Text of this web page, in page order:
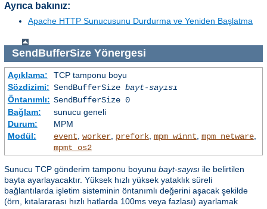
Ayrıca bakınız:
Apache HTTP Sunucusunu Durdurma ve Yeniden Başlatma
SendBufferSizeYönergesi
Açıklama:
TCP tamponu boyu
Sözdizimi: SendBufferSize bayt-sayısı
Öntanımlı: SendBufferSize 0
Bağlam:
sunucu geneli
Durum:
MPM
Modül:
event worker, prefork, mpm_winnt mpm_netware,
mpmt_os2
Sunucu TCP gönderim tamponu boyunu bayt-sayısı ile belirtilen
bayta ayarlayacaktır. Yüksek hızlı yüksek yataklık süreli
bağlantılarda işletim sisteminin öntanımlı değerini aşacak şekilde
(örn, kıtalararası hızlı hatlarda 100ms veya fazlası) ayarlamak